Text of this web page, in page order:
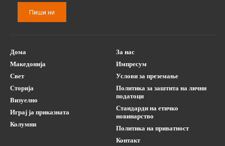
Пиши ни
Дома
Македонија
Свет
Сторија
Визуелно
Играј ја приказната
Колумни
За нас
Импресум
Услови за преземање
Политика за заштита на лични
податоци
Стандарди на етичко
новинарство
Политика на приватност
Контакт